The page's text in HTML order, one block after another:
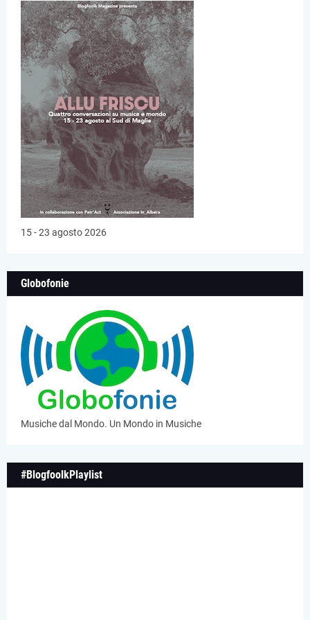
15 - 23 agosto 2026
Globofonie
Musiche dal Mondo. Un Mondo in Musiche
#BlogfoolkPlaylist